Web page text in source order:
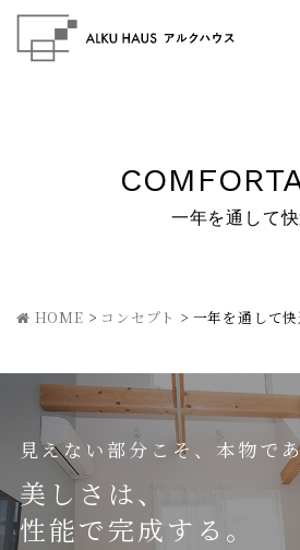
一年を通して
HOME > コンセプト > 一年を通して快
見えない部分こそ、本物であ
美しさは、
性能で完成する。